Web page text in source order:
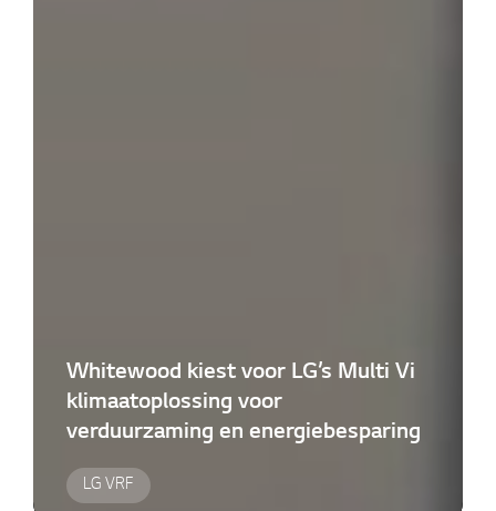
Whitewood kiest voor LG’s Multi Vi
klimaatoplossing voor
verduurzaming en energiebesparing
LG VRF